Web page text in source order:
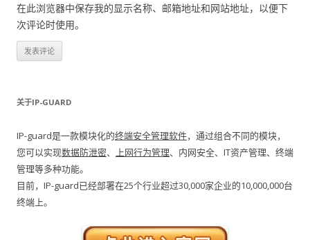
在此浏览器中保存我的显示名称、邮箱地址和网站地址，以便下
次评论时使用。
关于IP-GUARD
IP-guard是一款模块化的终端安全管理软件，通过组合不同的模块，
您可以实现数据防泄密、 上网行为管理、内网安全、IT资产管理、终端
管理等多种功能。
目前，IP-guard已经部署在25个行业超过30,000家企业的10,000,000台
终端上。